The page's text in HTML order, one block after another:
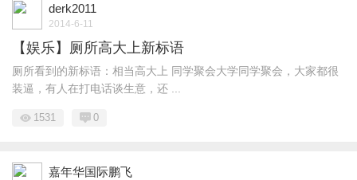
derk2011
2014-6-11
【娱乐】厕所高大上新标语
厕所看到的新标语：相当高大上 同学聚会大学同学聚会，大家都很
装逼，有人在打电话谈生意，还 ...
1531 0
嘉年华国际鹏飞